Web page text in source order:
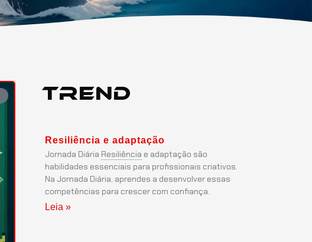
Trend
Resiliência e adaptação
Jornada Diária Resiliência e adaptação são
habilidades essenciais para profissionais criativos.
Na Jornada Diária, aprendes a desenvolver essas
competências para crescer com confiança.
Leia »